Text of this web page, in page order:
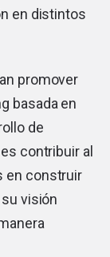
en distintos
promover
basada en
de
contribuir al
en construir
visión